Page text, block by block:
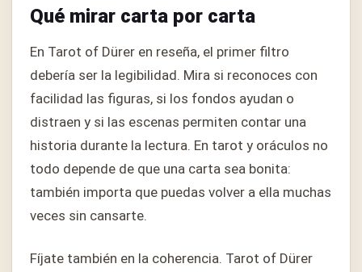
Qué mirar carta por carta
En Tarot of Dürer en reseña, el primer filtro
debería ser la legibilidad. Mira si reconoces con
facilidad las figuras, si los fondos ayudan o
distraen y si las escenas permiten contar una
historia durante la lectura. En tarot y oráculos no
todo depende de que una carta sea bonita:
también importa que puedas volver a ella muchas
veces sin cansarte.
Fíjate también en la coherencia. Tarot of Dürer